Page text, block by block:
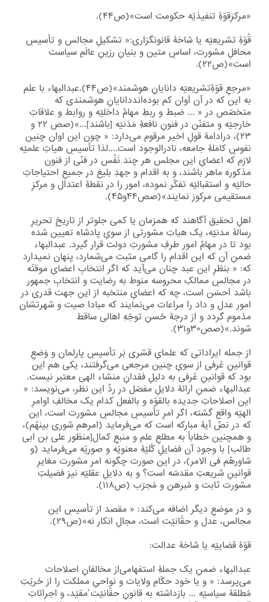
«مرکزِقوّۀِ تنفیذیّه حکومت است»(ص۴۴).
قُوّۀِ تشریعیّه یا شاخۀ قانونگزاری:« تشکیلِ مجالس و تأسیسِ
محافلِ مشورت، اساسِ متین و بنیانِ رزینِ عالَمِ سیاست
است»(ص۲۲).
«مرجعِ قوّۀِتشریعیّه دانایانِ هوشمند»(ص۴۴).عبدالبهاء با علم
به این که در آن اَوان کم بوده‌انددانایانِ هوشمندی که
متخصّص در « ... ضبط و ربطِ مهامِّ داخلیّه و روابط و علاقاتِ
خارجیّه و متفنّن در فنونِ نافعۀِ مَدَنیّه [باشند]...»(صص ۲۲ و
۲۳)، درادامۀ قولِ اخیر مرقوم می‌دارد: « چون این اوان چنین
نفوسِ کاملۀِ جامعه، نادرالوجود است....لذا تأسیسِ هیاتِ علمیّه
لازم که اعضایِ این مجلس هر چند نَفْس در فنّی از فنون
مذکوره ماهر باشند، و به اقدام و جهدِ بلیغ در جمیعِ احتیاجاتِ
حالیّه و استقبالیّه تفکّر نموده، امور را در نقطۀِ اعتدال و مرکزِ
مستقیمی مرکوز نمایند»(صص۴۴و۴۵).
اهلِ تحقیق آگاهند که همزمان یا کمی جلوتر از تاریخِ تحریرِ
رسالۀِ مدنیّه، یک هیاتِ مشورتی از سویِ پادشاه تعیین شده
بود تا در مهامِّ امور طرفِ مشورتِ دولت قرار گیرد. عبدالبهاء
ضمنِ آن که این اقدام را گامی مثبت می‌شمارد، پنهان نمیدارد
که: « بنظرِ این عبد چنان می‌آید که اگر انتخابِ اعضایِ موقتّه
در مجالسِ ممالکِ محروسه منوط به رضایت و انتخابِ جمهور
باشد اَحسَن است، چه که اعضایِ منتخبه از این جهت قدری در
امور عدل و داد را مراعات می‌نمایند که مبادا صیت و شهرتشان
مذموم گردد و از درجۀ حُسنِ توجّهِ اهالی ساقط
شوند.»(صص۳۰و۳۱).
از جمله ایراداتی که علمایِ قشری بَر تأسیسِ پارلمان و وَضعِ
قوانینِ عُرفی از سویِ چنین مرجعی می‌گرفتند، یکی هم این
بود که قوانینِ عُرفی به دلیلِ فقدانِ منشاء الهی معتبر نیست.
عبدالبهاء ضمنِ ارائۀ دلایلِ مفصّل در ردِّ این نظر، می‌نویسد: «
این اصلاحاتِ جدیده بالقوّه و بالفعل کدام یک مخالفِ اوامرِ
الهیّه واقع گشته، اگر امرِ تأسیسِ مجالسِ مشورت است، این
که در نصِّ آیۀ مبارکه است که می‌فرماید (امرهم شوری بینهُم)،
و همچنین خطاباً به مطلعِ علم و منبعِ کمال[منظور علی بن ابی
طالب] با وجودِ آن فضایلِ کُلیّۀِ معنویّه و صوریّه می‌فرماید (و
شاورهُم فی الامر)، در این صورت چگونه امرِ مشورت مغایرِ
قوانینِ شریعتِ مقدسّه است؟ و به دلایلِ عقلیّه نیز فضیلتِ
مشورت ثابت و مُبرهن و مُجرّب (ص۱۱۸).
و در موضعِ دیگر اضافه می‌کند: « مقصد از تأسیسِ این
مجالس، عدل و حقّانیّت است، مجالِ انکار نه»(ص۲۹).
قوّۀ قضاییّه یا شاخۀ عدالت:
عبدالبهاء ضمنِ یک جملۀِ استفهامی‌از مخالفانِ اصلاحات
می‌پرسد: « و یا خود حکّامِ ولایات و نواحیِ مملکت را از حُریّتِ
مُطلقۀ سیاسیّه ... بازداشته به قانونِ حقّانیّت ُمقیّد، و اجرائاتِ